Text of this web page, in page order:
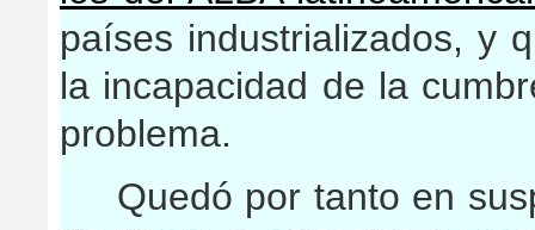
países industrializados, y
la incapacidad de la
problema.
Quedó por tanto en